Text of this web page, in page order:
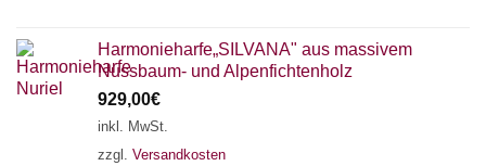
Harmonieharfe„SILVANA" aus massivem
Nussbaum- und Alpenfichtenholz
929,00€
inkl. MwSt.
zzgl. Versandkosten